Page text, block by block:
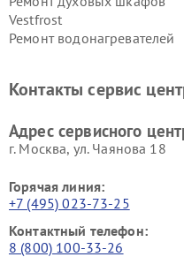
Vestfrost
Ремонт водонагревателей
Vestfrost
Контакты сервис
Адрес сервисного
г. Москва, ул. Чаянова 18
Горячая линия:
+7 (495) 023-73-25
Контактный телефон:
8 (800) 100-33-26